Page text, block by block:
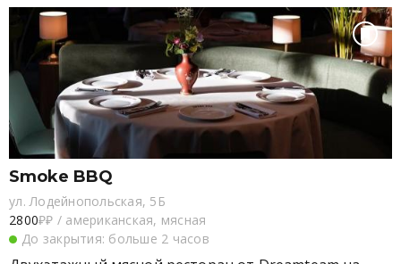
Smoke BBQ
ул. Лодейнопольская, 5Б
2800₽₽ / американская, мясная
До закрытия: больше 2 часов